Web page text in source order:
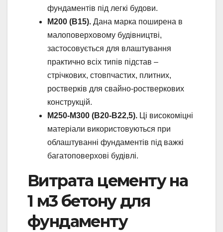
фундаментів під легкі будови.
М200 (В15). Дана марка поширена в
малоповерховому будівництві,
застосовується для влаштування
практично всіх типів підстав –
стрічкових, стовпчастих, плитних,
ростверків для свайно-ростверкових
конструкцій.
М250-М300 (В20-В22,5). Ці високоміцні
матеріали використовуються при
облаштуванні фундаментів під важкі
багатоповерхові будівлі.
Витрата цементу на
1 м3 бетону для
фундаменту